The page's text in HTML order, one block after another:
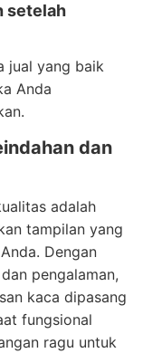
setelah
jual yang baik
Anda
dan
adalah
tampilan yang
Dengan
pengalaman,
kaca dipasang
fungsional
ragu untuk